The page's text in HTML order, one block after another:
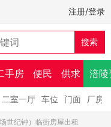
注册/登录
手房 便民 供求 涪陵
二室一厅 车位 门面 厂房
世纪钟）临街房屋出租